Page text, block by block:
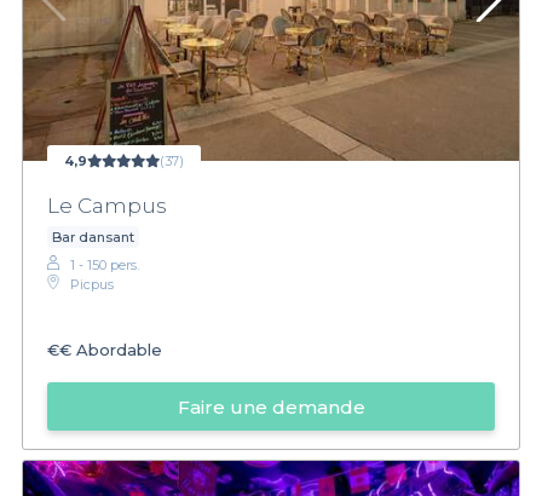
4,9 (37)
Le Campus
Bar dansant
1 - 150 pers.
Picpus
€€ Abordable
Faire une demande